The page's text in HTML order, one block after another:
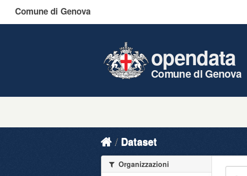
Comune di Genova
opendata
Comune di Genova
Dataset
Organizzazioni